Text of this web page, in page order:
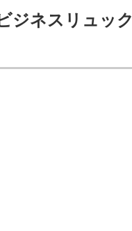
ジネスリュック